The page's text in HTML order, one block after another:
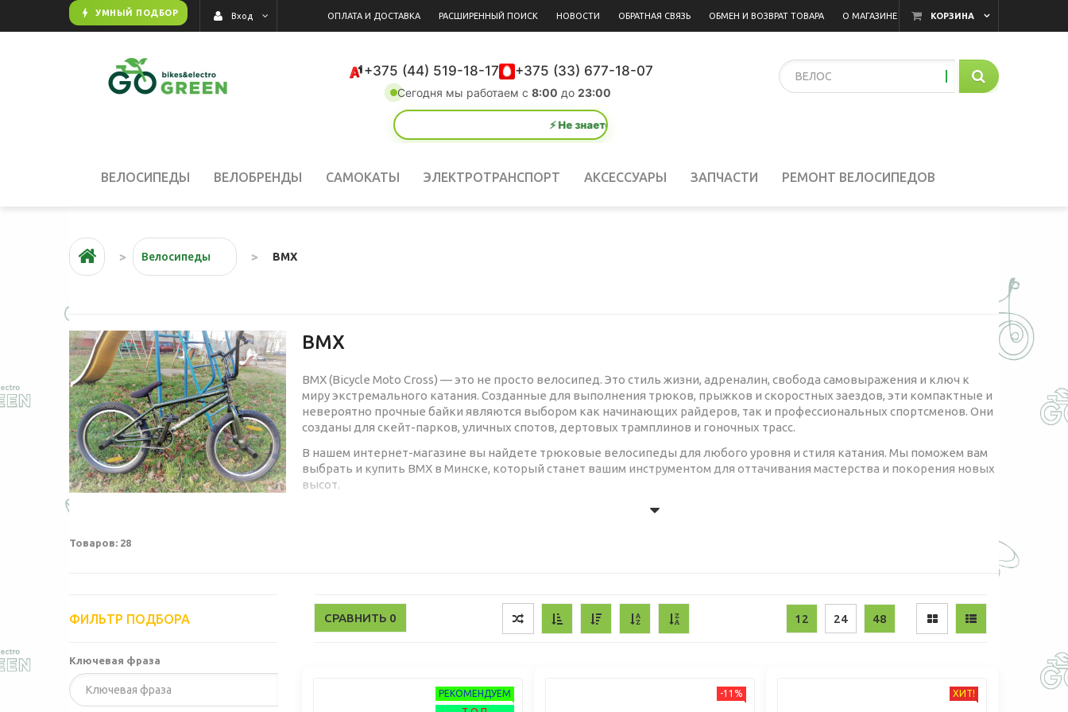
bolt УМНЫЙ ПОДБОР КОРЗИНА
Вход ОПЛАТА И ДОСТАВКА РАСШИРЕННЫЙ ПОИСК НОВОСТИ ОБРАТНАЯ СВЯЗЬ ОБМЕН И ВОЗВРАТ ТОВАРА О МАГАЗИНЕ
+375 (44) 519-18-17 +375 (33) 677-18-07
Сегодня мы работаем с 8:00 до 23:00
⚡ Не знаете, что выбрать? Умный подбор за 1 минуту.
ВЕЛОСИПЕДЫ ВЕЛОБРЕНДЫ САМОКАТЫ ЭЛЕКТРОТРАНСПОРТ АКСЕССУАРЫ ЗАПЧАСТИ РЕМОНТ ВЕЛОСИПЕДОВ
Велосипеды BMX
BMX
BMX (Bicycle Moto Cross) — это не просто велосипед. Это стиль жизни, адреналин, свобода самовыражения и ключ к
миру экстремального катания. Созданные для выполнения трюков, прыжков и скоростных заездов, эти компактные и
невероятно прочные байки являются выбором как начинающих райдеров, так и профессиональных спортсменов. Они
созданы для скейт-парков, уличных спотов, дертовых трамплинов и гоночных трасс.
В нашем интернет-магазине вы найдете трюковые велосипеды для любого уровня и стиля катания. Мы поможем вам
выбрать и купить BMX в Минске, который станет вашим инструментом для оттачивания мастерства и покорения новых
высот.
Компактная и прочная рама: Рамы BMX имеют низкую геометрию и изготавливаются из высокопрочной
стали (Hi-Ten) или легированной хромомолибденовой стали (Cr-Mo 4130), которая обеспечивает лучшее
Односкоростная трансмиссия:
Простота и надежность. Одна скорость — это все, что нужно для набора
Товаров: 28
ФИЛЬТР ПОДБОРА
Ключевая фраза
СРАВНИТЬ 0 12 24 48
РЕКОМЕНДУЕМ
-11% ХИТ!